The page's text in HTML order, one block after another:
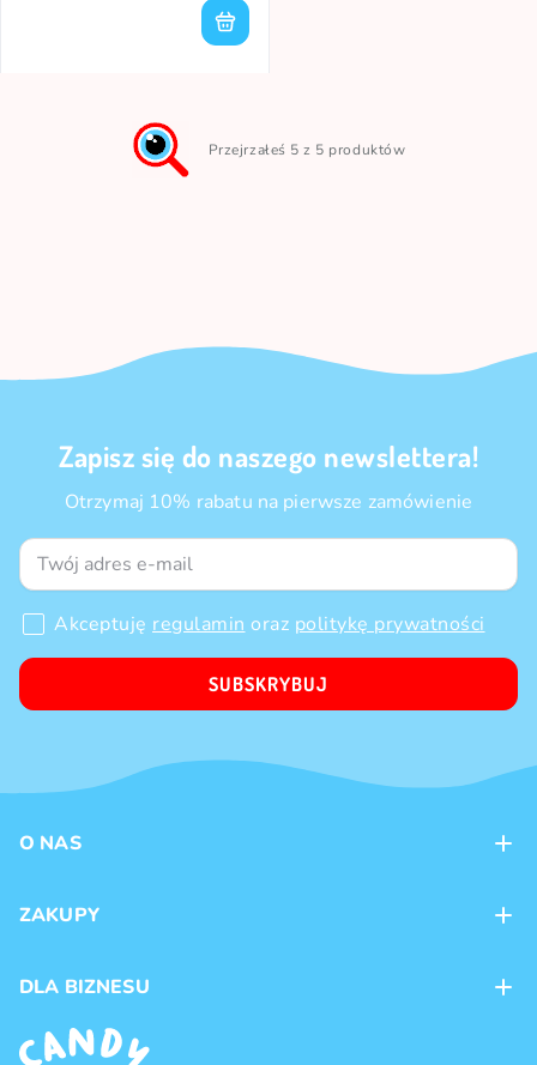
Przejrzałeś 5 z 5 produktów
Zapisz się do naszego newslettera!
Otrzymaj 10% rabatu na pierwsze zamówienie
Akceptuję regulamin oraz politykę prywatności
SUBSKRYBUJ
O NAS
Sklepy
ZAKUPY
Dostawa
Regulamin
DLA BIZNESU
Franczyza